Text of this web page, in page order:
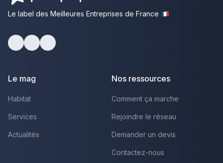
Le label des Meilleures Entreprises de France
Le mag
Habitat
Services
Actualités
Nos ressources
Comment ça marche
Rejoindre le réseau
Demander un devis
Contactez-nous